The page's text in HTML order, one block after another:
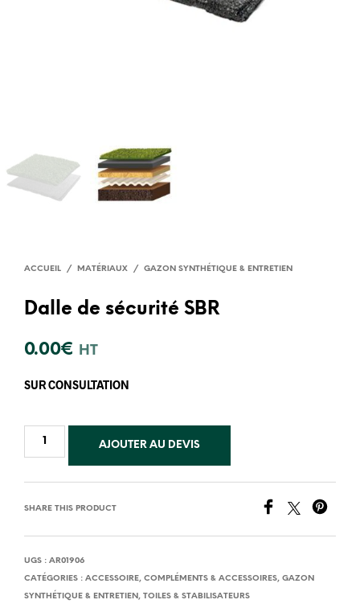
ACCUEIL / MATÉRIAUX / GAZON SYNTHÉTIQUE & ENTRETIEN
Dalle de sécurité SBR
0.00€ HT
SUR CONSULTATION
AJOUTER AU DEVIS
SHARE THIS PRODUCT
UGS : AR01906
CATÉGORIES : ACCESSOIRE, COMPLÉMENTS & ACCESSOIRES, GAZON
SYNTHÉTIQUE & ENTRETIEN, TOILES & STABILISATEURS